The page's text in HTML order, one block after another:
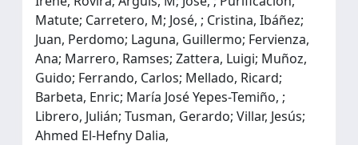
Matute; Carretero, M; José, ; Cristina, Ibáñez;
Juan, Perdomo; Laguna, Guillermo; Fervienza,
Ana; Marrero, Ramses; Zattera, Luigi; Muñoz,
Guido; Ferrando, Carlos; Mellado, Ricard;
Barbeta, Enric; María José Yepes-Temiño, ;
Librero, Julián; Tusman, Gerardo; Villar, Jesús;
Ahmed El-Hefny Dalia,